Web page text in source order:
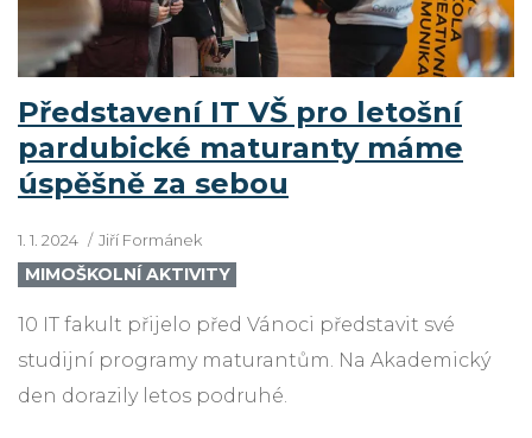
Představení IT VŠ pro letošní
pardubické maturanty máme
úspěšně za sebou
1. 1. 2024 Jiří Formánek
MIMOŠKOLNÍ AKTIVITY
10 IT fakult přijelo před Vánoci představit své
studijní programy maturantům. Na Akademický
den dorazily letos podruhé.